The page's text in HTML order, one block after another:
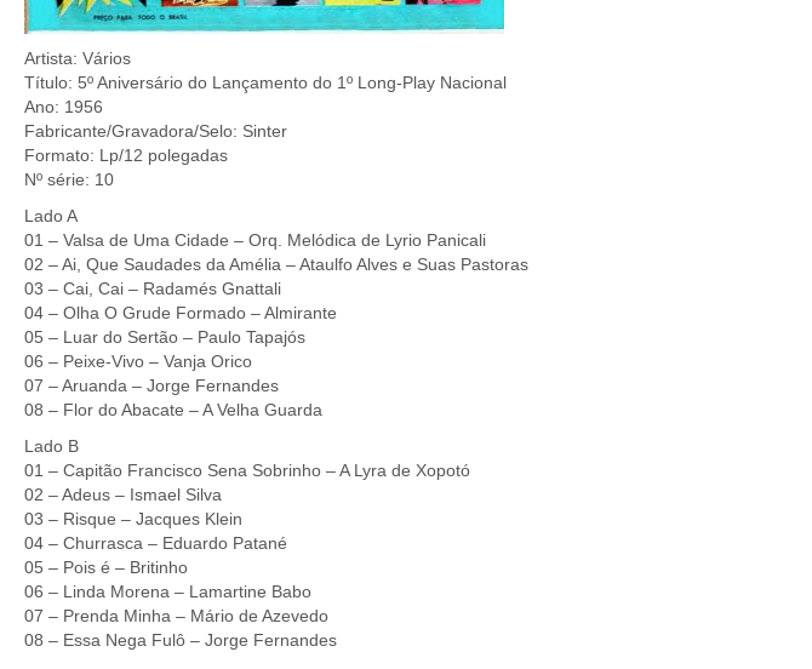
Artista: Vários
Título: 5º Aniversário do Lançamento do 1º Long-Play Nacional
Ano: 1956
Fabricante/Gravadora/Selo: Sinter
Formato: Lp/12 polegadas
Nº série: 10
Lado A
01 – Valsa de Uma Cidade – Orq. Melódica de Lyrio Panicali
02 – Ai, Que Saudades da Amélia – Ataulfo Alves e Suas Pastoras
03 – Cai, Cai – Radamés Gnattali
04 – Olha O Grude Formado – Almirante
05 – Luar do Sertão – Paulo Tapajós
06 – Peixe-Vivo – Vanja Orico
07 – Aruanda – Jorge Fernandes
08 – Flor do Abacate – A Velha Guarda
Lado B
01 – Capitão Francisco Sena Sobrinho – A Lyra de Xopotó
02 – Adeus – Ismael Silva
03 – Risque – Jacques Klein
04 – Churrasca – Eduardo Patané
05 – Pois é – Britinho
06 – Linda Morena – Lamartine Babo
07 – Prenda Minha – Mário de Azevedo
08 – Essa Nega Fulô – Jorge Fernandes